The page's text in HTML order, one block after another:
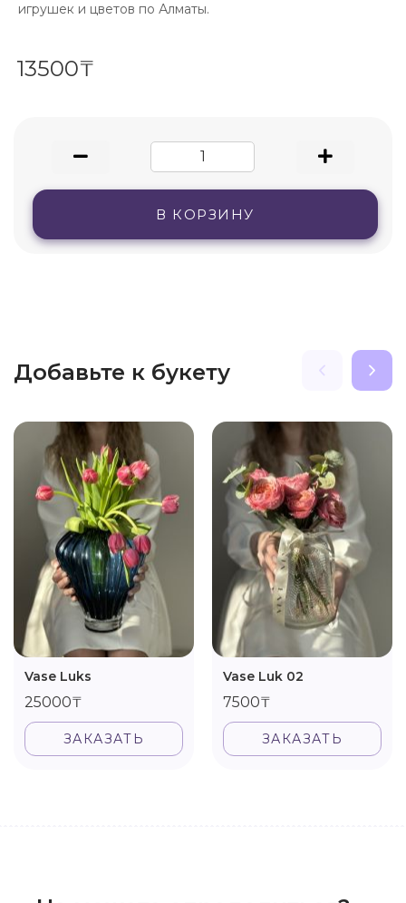
игрушек и цветов по Алматы.
13500₸
В КОРЗИНУ
Добавьте к букету
Vase Luks
25000₸
ЗАКАЗАТЬ
Vase Luk 02
7500₸
ЗАКАЗАТЬ